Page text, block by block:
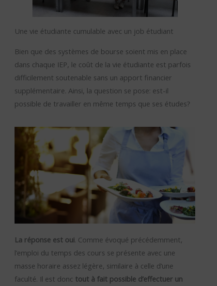
Une vie étudiante cumulable avec un job étudiant
Bien que des systèmes de bourse soient mis en place
dans chaque IEP, le coût de la vie étudiante est parfois
difficilement soutenable sans un apport financier
supplémentaire. Ainsi, la question se pose: est-il
possible de travailler en même temps que ses études?
La réponse est oui. Comme évoqué précédemment,
l’emploi du temps des cours se présente avec une
masse horaire assez légère, similaire à celle d’une
faculté. Il est donc tout à fait possible d’effectuer un